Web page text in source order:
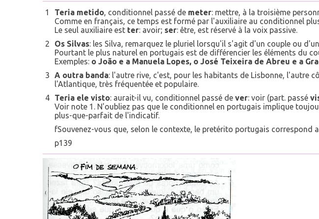
1 Teria metido, conditionnel passé de meter: mettre, à la troisième
Comme en français, ce temps est formé par l'auxiliaire au conditionnel
Le seul auxiliaire est ter: avoir; ser: être, est réservé à la voix passive.
2
Os Silvas: les Silva, remarquez le pluriel lorsqu'il s'agit d'un couple ou
Pourtant le plus naturel en portugais est de différencier les éléments du
Exemples: o João e a Manuela Lopes, o José Teixeira de Abreu e a
3
A outra banda: l'autre rive, c'est, pour les habitants de Lisbonne, l'autre
l'Atlantique, très fréquentée et populaire.
4
Teria ele visto: aurait-il vu, conditionnel passé de ver: voir (part. passé
Voir note 1. N'oubliez pas que le conditionnel en portugais implique
plus-que-parfait de l'indicatif.
fSouvenez-vous que, selon le contexte, le pretérito portugais correspond
p139